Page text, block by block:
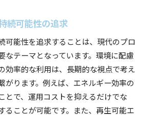
続可能性の追求
可能性を追求することは、現代のプロ
なテーマとなっています。環境に配慮
効率的な利用は、長期的な視点で考え
がります。例えば、エネルギー効率の
とで、運用コストを抑えるだけでな
ることが可能です。また、再生可能エ